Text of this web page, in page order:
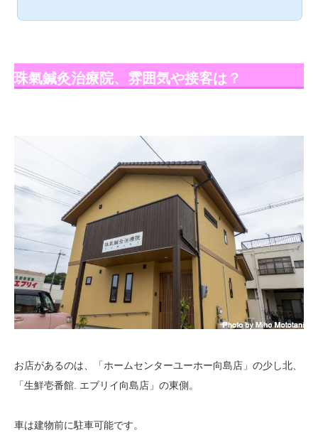
するなど肌が弱い方にとっては深刻な問題ですよね。つっくん
珠氣鍼灸治療院、雰囲気や接客は？
お店があるのは、「ホームセンターユーホー向島店」の少し北、
「生鮮壱番館. エブリイ向島店」の東側。
車は建物前に駐車可能です。